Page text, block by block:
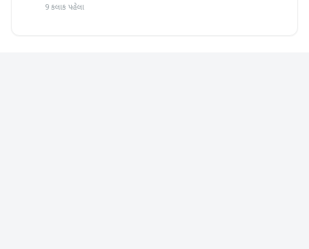
9 કલાક પહેલા